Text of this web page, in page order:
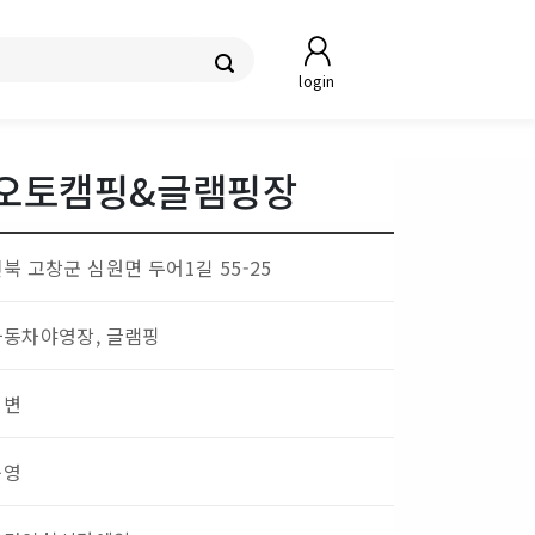
login
토캠핑&글램핑장
고창군 심원면 두어1길 55-25
차야영장, 글램핑